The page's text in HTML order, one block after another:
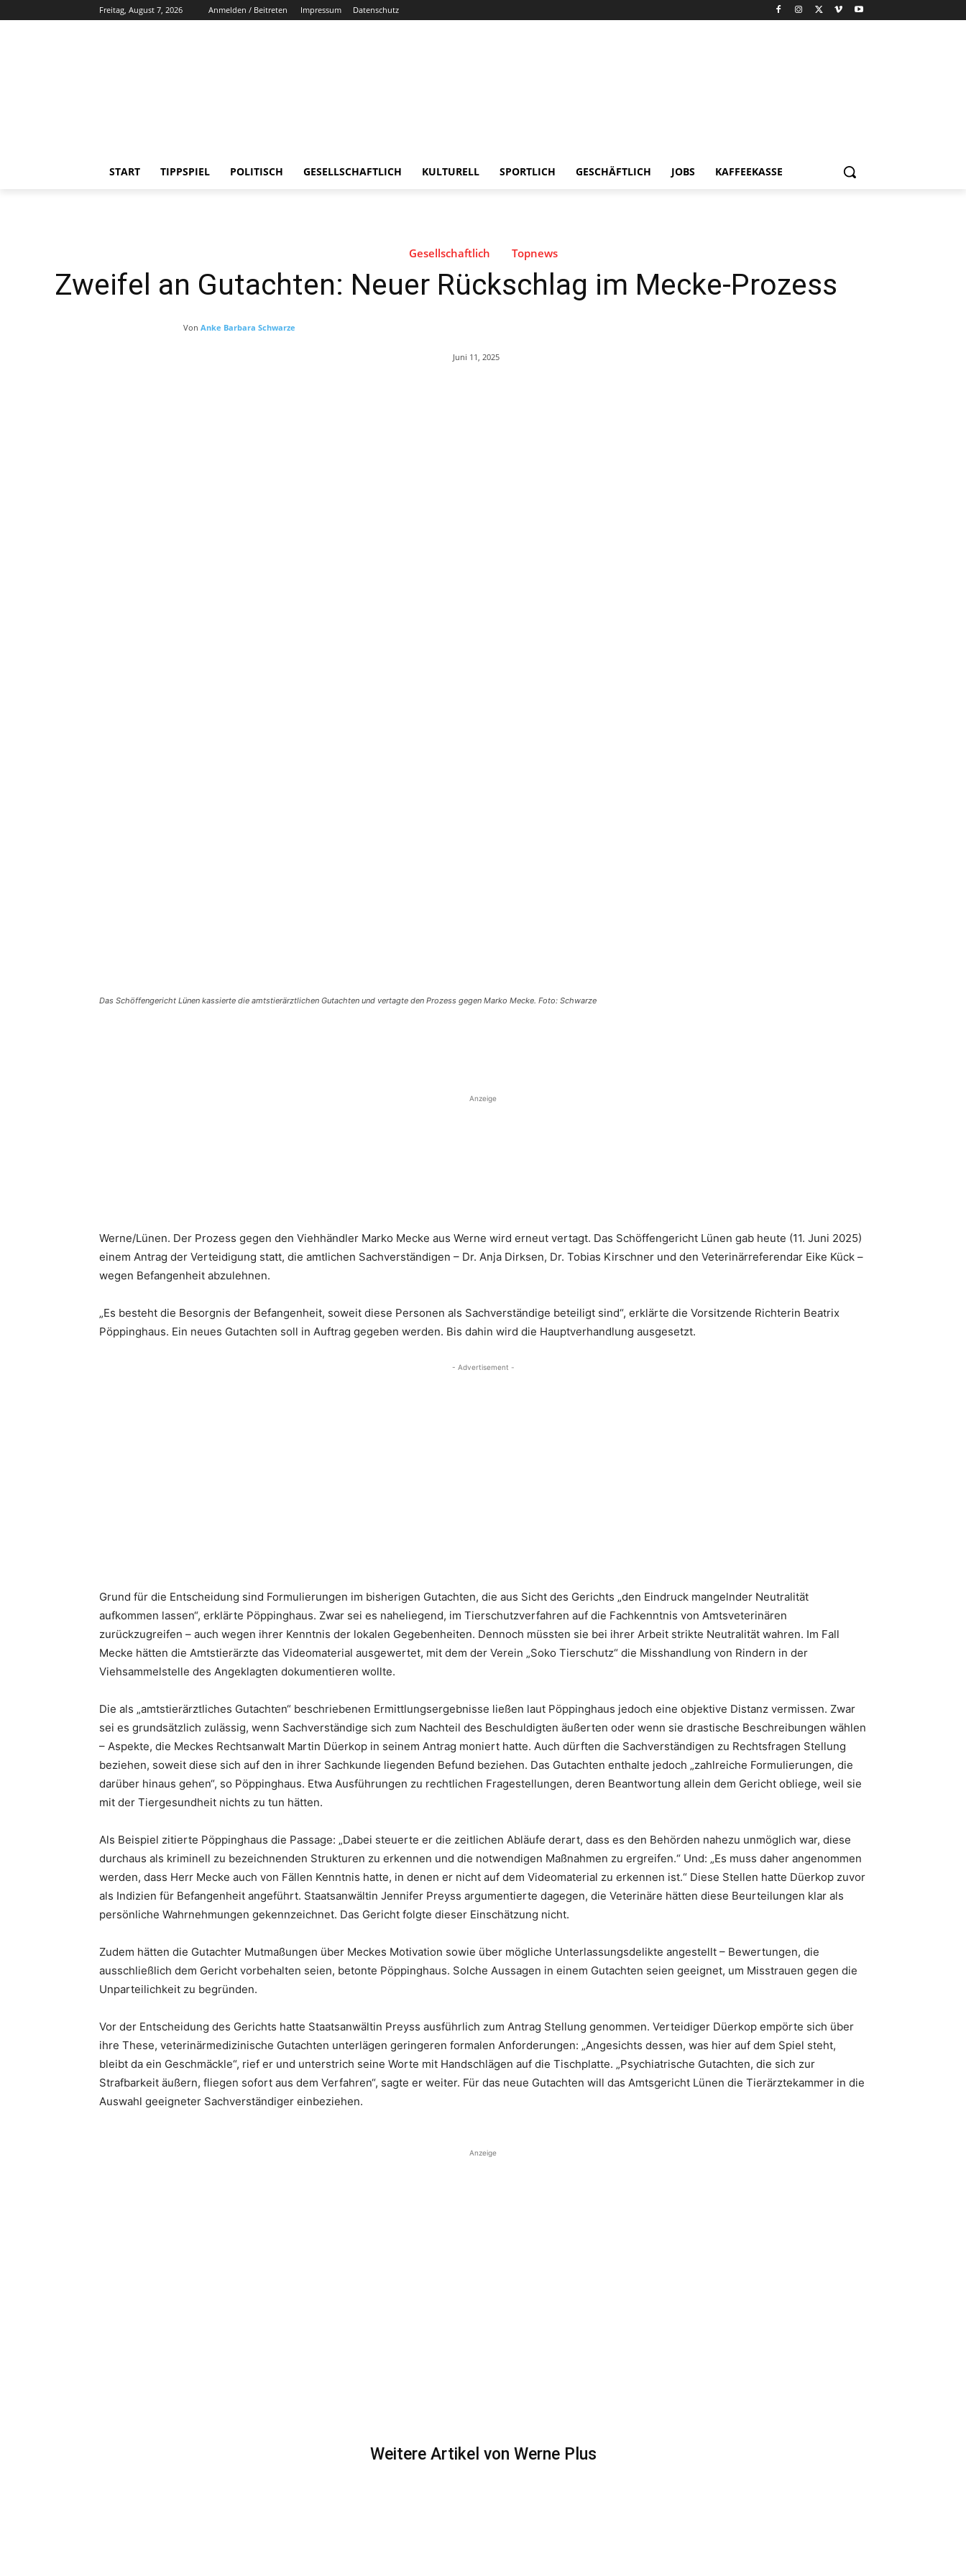
Freitag, August 7, 2026 Anmelden / Beitreten Impressum Datenschutz
START TIPPSPIEL POLITISCH GESELLSCHAFTLICH KULTURELL SPORTLICH GESCHÄFTLICH JOBS KAFFEEKASSE
Gesellschaftlich Topnews
Zweifel an Gutachten: Neuer Rückschlag im Mecke-Prozess
Von Anke Barbara Schwarze
Juni 11, 2025
Das Schöffengericht Lünen kassierte die amtstierärztlichen Gutachten und vertagte den Prozess gegen Marko Mecke. Foto: Schwarze
Anzeige
Werne/Lünen. Der Prozess gegen den Viehhändler Marko Mecke aus Werne wird erneut vertagt. Das Schöffengericht Lünen gab heute (11. Juni 2025)
einem Antrag der Verteidigung statt, die amtlichen Sachverständigen – Dr. Anja Dirksen, Dr. Tobias Kirschner und den Veterinärreferendar Eike Kück –
wegen Befangenheit abzulehnen.
„Es besteht die Besorgnis der Befangenheit, soweit diese Personen als Sachverständige beteiligt sind“, erklärte die Vorsitzende Richterin Beatrix
Pöppinghaus. Ein neues Gutachten soll in Auftrag gegeben werden. Bis dahin wird die Hauptverhandlung ausgesetzt.
- Advertisement -
Grund für die Entscheidung sind Formulierungen im bisherigen Gutachten, die aus Sicht des Gerichts „den Eindruck mangelnder Neutralität
aufkommen lassen“, erklärte Pöppinghaus. Zwar sei es naheliegend, im Tierschutzverfahren auf die Fachkenntnis von Amtsveterinären
zurückzugreifen – auch wegen ihrer Kenntnis der lokalen Gegebenheiten. Dennoch müssten sie bei ihrer Arbeit strikte Neutralität wahren. Im Fall
Mecke hätten die Amtstierärzte das Videomaterial ausgewertet, mit dem der Verein „Soko Tierschutz“ die Misshandlung von Rindern in der
Viehsammelstelle des Angeklagten dokumentieren wollte.
Die als „amtstierärztliches Gutachten“ beschriebenen Ermittlungsergebnisse ließen laut Pöppinghaus jedoch eine objektive Distanz vermissen. Zwar
sei es grundsätzlich zulässig, wenn Sachverständige sich zum Nachteil des Beschuldigten äußerten oder wenn sie drastische Beschreibungen wählen
– Aspekte, die Meckes Rechtsanwalt Martin Düerkop in seinem Antrag moniert hatte. Auch dürften die Sachverständigen zu Rechtsfragen Stellung
beziehen, soweit diese sich auf den in ihrer Sachkunde liegenden Befund beziehen. Das Gutachten enthalte jedoch „zahlreiche Formulierungen, die
darüber hinaus gehen“, so Pöppinghaus. Etwa Ausführungen zu rechtlichen Fragestellungen, deren Beantwortung allein dem Gericht obliege, weil sie
mit der Tiergesundheit nichts zu tun hätten.
Als Beispiel zitierte Pöppinghaus die Passage: „Dabei steuerte er die zeitlichen Abläufe derart, dass es den Behörden nahezu unmöglich war, diese
durchaus als kriminell zu bezeichnenden Strukturen zu erkennen und die notwendigen Maßnahmen zu ergreifen.“ Und: „Es muss daher angenommen
werden, dass Herr Mecke auch von Fällen Kenntnis hatte, in denen er nicht auf dem Videomaterial zu erkennen ist.“ Diese Stellen hatte Düerkop zuvor
als Indizien für Befangenheit angeführt. Staatsanwältin Jennifer Preyss argumentierte dagegen, die Veterinäre hätten diese Beurteilungen klar als
persönliche Wahrnehmungen gekennzeichnet. Das Gericht folgte dieser Einschätzung nicht.
Zudem hätten die Gutachter Mutmaßungen über Meckes Motivation sowie über mögliche Unterlassungsdelikte angestellt – Bewertungen, die
ausschließlich dem Gericht vorbehalten seien, betonte Pöppinghaus. Solche Aussagen in einem Gutachten seien geeignet, um Misstrauen gegen die
Unparteilichkeit zu begründen.
Vor der Entscheidung des Gerichts hatte Staatsanwältin Preyss ausführlich zum Antrag Stellung genommen. Verteidiger Düerkop empörte sich über
ihre These, veterinärmedizinische Gutachten unterlägen geringeren formalen Anforderungen: „Angesichts dessen, was hier auf dem Spiel steht,
bleibt da ein Geschmäckle“, rief er und unterstrich seine Worte mit Handschlägen auf die Tischplatte. „Psychiatrische Gutachten, die sich zur
Strafbarkeit äußern, fliegen sofort aus dem Verfahren“, sagte er weiter. Für das neue Gutachten will das Amtsgericht Lünen die Tierärztekammer in die
Auswahl geeigneter Sachverständiger einbeziehen.
Anzeige
Weitere Artikel von Werne Plus